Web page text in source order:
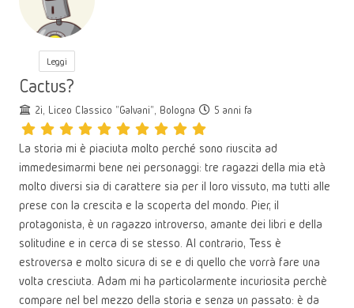
Leggi
Cactus?
2i, Liceo Classico "Galvani", Bologna 5 anni fa
La storia mi è piaciuta molto perché sono riuscita ad
immedesimarmi bene nei personaggi: tre ragazzi della mia età
molto diversi sia di carattere sia per il loro vissuto, ma tutti alle
prese con la crescita e la scoperta del mondo. Pier, il
protagonista, è un ragazzo introverso, amante dei libri e della
solitudine e in cerca di se stesso. Al contrario, Tess è
estroversa e molto sicura di se e di quello che vorrà fare una
volta cresciuta. Adam mi ha particolarmente incuriosita perchè
compare nel bel mezzo della storia e senza un passato: è da